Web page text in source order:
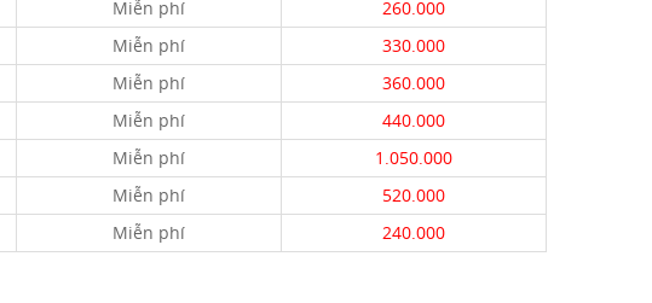
Miễn phí
260.000
Miễn phí
330.000
Miễn phí
360.000
Miễn phí
440.000
Miễn phí
1.050.000
Miễn phí
520.000
Miễn phí 240.000